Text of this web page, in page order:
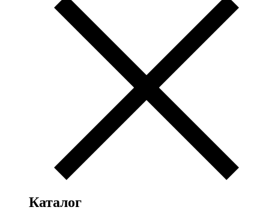
Каталог